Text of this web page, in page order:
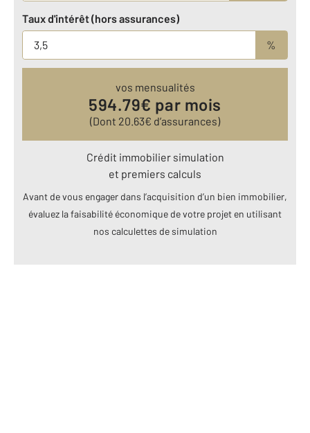
Taux d'intérêt (hors assurances)
%
vos mensualités
594.79€ par mois
(Dont 20.63€ d’assurances)
Crédit immobilier simulation
et premiers calculs
Avant de vous engager dans l’acquisition d’un bien immobilier,
évaluez la faisabilité économique de votre projet en utilisant
nos calculettes de simulation